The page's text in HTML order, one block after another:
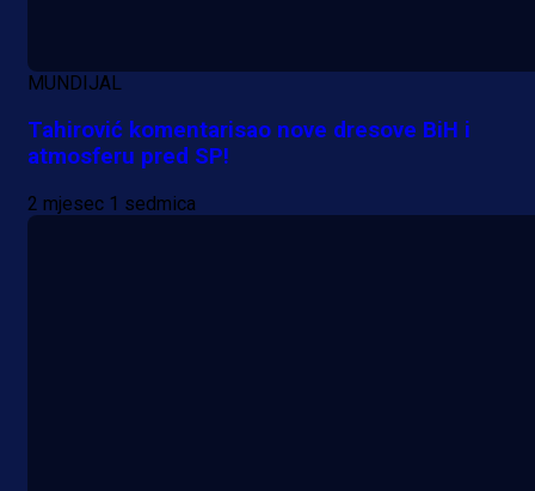
MUNDIJAL
Tahirović komentarisao nove dresove BiH i
atmosferu pred SP!
2 mjesec 1 sedmica